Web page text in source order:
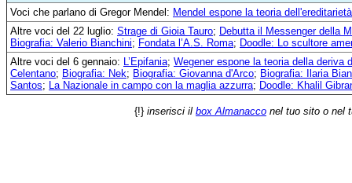
Voci che parlano di Gregor Mendel: Mendel espone la teoria dell'ereditarietà
Altre voci del 22 luglio: Strage di Gioia Tauro; Debutta il Messenger della
Biografia: Valerio Bianchini; Fondata l’A.S. Roma; Doodle: Lo scultore
Altre voci del 6 gennaio: L’Epifania; Wegener espone la teoria della deriva
Celentano; Biografia: Nek; Biografia: Giovanna d'Arco; Biografia: Ilaria
Santos; La Nazionale in campo con la maglia azzurra; Doodle: Khalil
{!} inserisci il box Almanacco nel tuo sito o nel